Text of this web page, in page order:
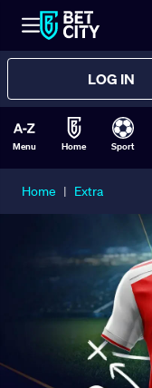
LOG IN
Menu Home Sport
Home | Extra